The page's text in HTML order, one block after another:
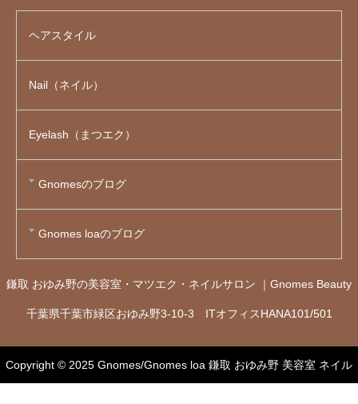
ヘアスタイル
Nail（ネイル）
Eyelash（まつエク）
Gnomesのブログ
Gnomes loaのブログ
鎌取 おゆみ野の美容室・マツエク・ネイルサロン ｜Gnomes Beauty
千葉県千葉市緑区おゆみ野3-10-3 ITオフィスHANA101/501
Copyright © 2025 Gnomes/Gnomes loa 鎌取 おゆみ野 美容室 ネイル